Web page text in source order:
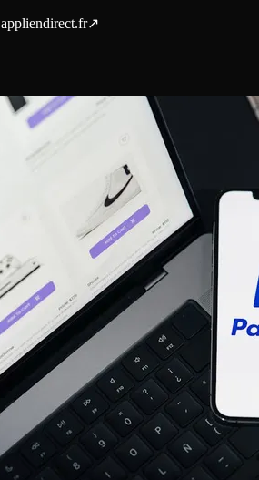
appliendirect.fr↗